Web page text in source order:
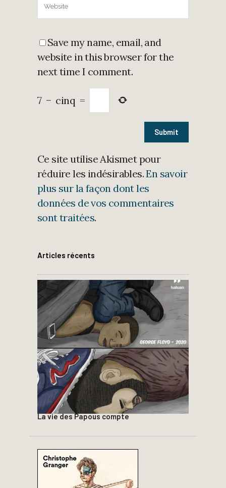
Save my name, email, and
website in this browser for the
next time I comment.
7 − cinq =
Ce site utilise Akismet pour
réduire les indésirables.En savoir
plus sur la façon dont les
données de vos commentaires
sont traitées.
Articles récents
La vie des Papous compte